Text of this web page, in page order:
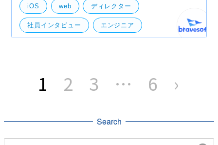
「DX事例紹介」ですが、今回はプロジェクトメンバー
が比較的に若いメンバーでありながら、お客様の要望
にお答えして
iOS web ディレクター
社員インタビュー エンジニア
り
1 2 3 … 6 ›
Search